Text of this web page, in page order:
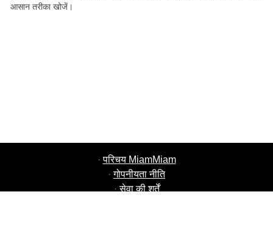
आसान तरीका खोजें।
·परिचय MiamMiam
·गोपनीयता नीति
·सेवा की शर्तें